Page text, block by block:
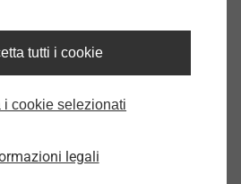
tutti i cookie
i cookie selezionati
legali